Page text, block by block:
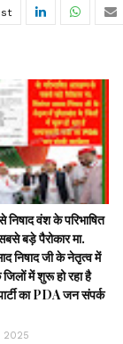
वंश के परिभाषित
बड़े पैरोकार मा.
निषाद जी के नेतृत्व में
में शुरू हो रहा है
का PDA जन संपर्क
2025